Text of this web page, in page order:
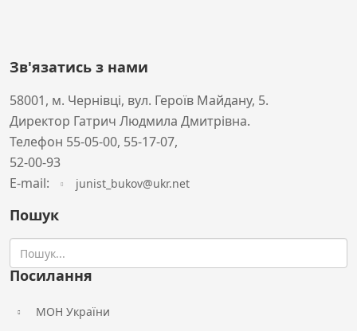
Зв'язатись з нами
58001, м. Чернівці, вул. Героїв Майдану, 5.
Директор Гатрич Людмила Дмитрівна.
Телефон 55-05-00, 55-17-07,
52-00-93
Е-mail:
junist_bukov@ukr.net
Пошук
Посилання
МОН України